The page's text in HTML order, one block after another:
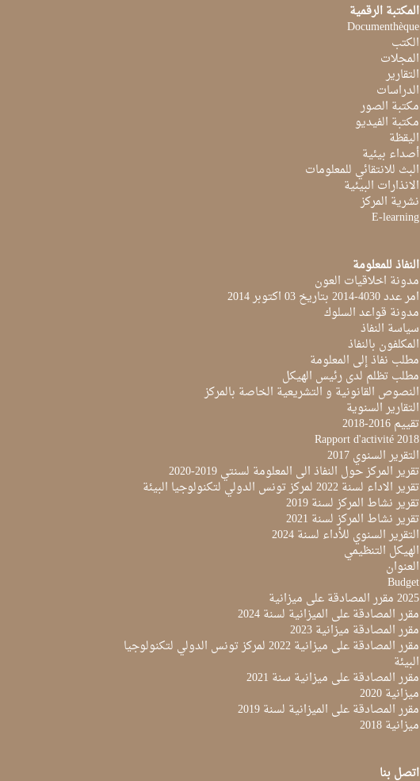
المكتبة الرقمية
Documenthèque
الكتب
المجلات
التقارير
الدراسات
مكتبة الصور
مكتبة الفيديو
اليقظة
أصداء بيئية
البث للانتقائي للمعلومات
الانذارات البيئية
نشرية المركز
E-learning
النفاذ للمعلومة
مدونة اخلاقيات العون
امر عدد 4030-2014 بتاريخ 03 اكتوبر 2014
مدونة قواعد السلوك
سياسة النفاذ
المكلفون بالنفاذ
مطلب نفاذ إلى المعلومة
مطلب تظلم لدى رئيس الهيكل
النصوص القانونية و التشريعية الخاصة بالمركز
التقارير السنوية
تقييم 2016-2018
Rapport d'activité 2018
التقرير السنوي 2017
تقرير المركز حول النفاذ الى المعلومة لسنتي 2019-2020
تقرير الاداء لسنة 2022 لمركز تونس الدولي لتكنولوجيا البيئة
تقرير نشاط المركز لسنة 2019
تقرير نشاط المركز لسنة 2021
التقرير السنوي للأداء لسنة 2024
الهيكل التنظيمي
العنوان
Budget
2025 مقرر المصادقة على ميزانية
مقرر المصادقة على الميزانية لسنة 2024
مقرر المصادقة ميزانية 2023
مقرر المصادقة على ميزانية 2022 لمركز تونس الدولي لتكنولوجيا
البيئة
مقرر المصادقة على ميزانية سنة 2021
ميزانية 2020
مقرر المصادقة على الميزانية لسنة 2019
ميزانية 2018
اتصل بنا